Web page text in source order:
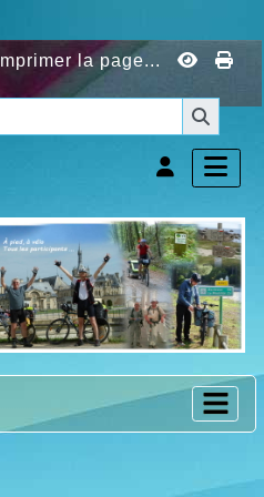
Imprimer la page...